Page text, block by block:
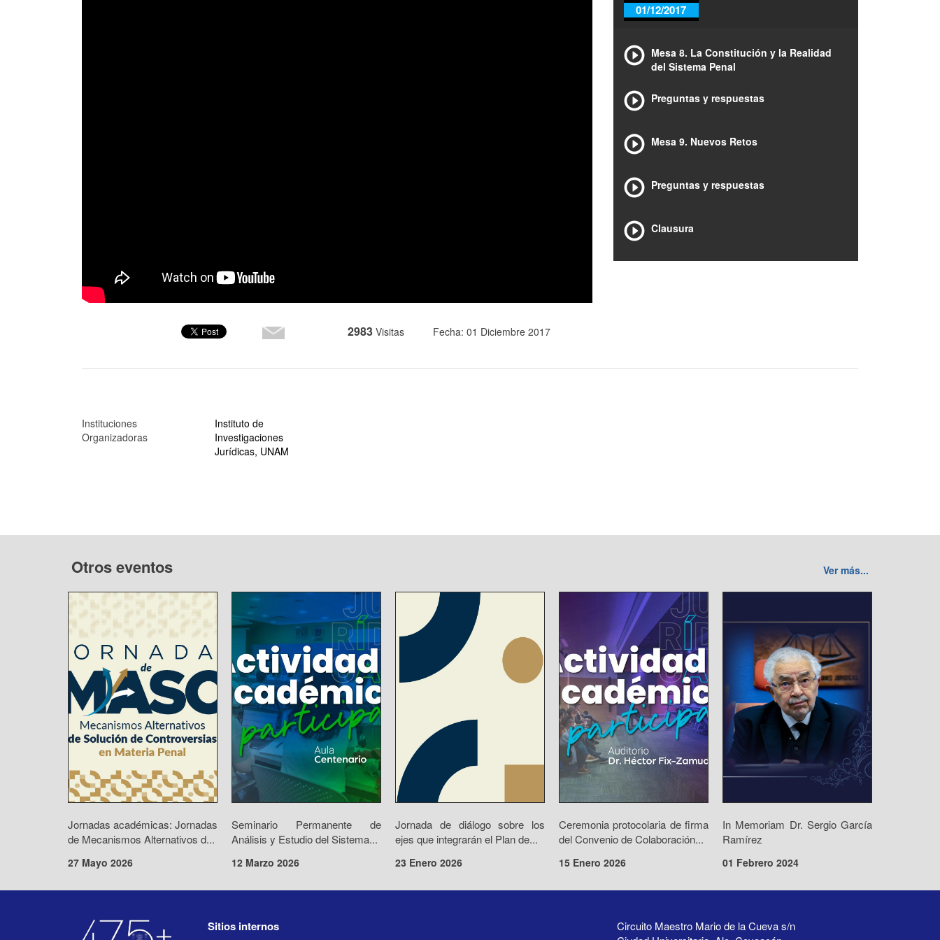
2983 Visitas Fecha: 01 Diciembre 2017
01/12/2017
Mesa 8. La Constitución y la Realidad
del Sistema Penal
Preguntas y respuestas
Mesa 9. Nuevos Retos
Preguntas y respuestas
Clausura
Instituciones
Organizadoras
Instituto de
Investigaciones
Jurídicas, UNAM
Otros eventos Ver más...
Jornadas académicas: Jornadas
de Mecanismos Alternativos d...
27 Mayo 2026
Seminario Permanente de
Análisis y Estudio del Sistema...
12 Marzo 2026
Jornada de diálogo sobre los
ejes que integrarán el Plan de...
23 Enero 2026
Ceremonia protocolaria de firma
del Convenio de Colaboración...
15 Enero 2026
In Memoriam Dr. Sergio García
Ramírez
01 Febrero 2024
Circuito Maestro Mario de la Cueva s/n
Sitios internos